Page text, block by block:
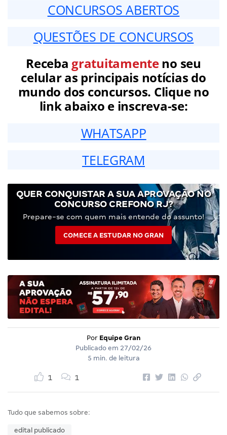
CONCURSOS ABERTOS
QUESTÕES DE CONCURSOS
Receba gratuitamenteno seu
celular as principais notícias do
mundo dos concursos. Clique no
link abaixo e inscreva-se:
WHATSAPP
TELEGRAM
QUER CONQUISTAR A SUA APROVAÇÃO NO
CONCURSO CREFONO RJ?
Prepare-se com quem mais entende do assunto!
COMECE A ESTUDAR NO GRAN
Por Equipe Gran
Publicado em 27/02/26
5 min. de leitura
1 1
Tudo que sabemos sobre:
edital publicado